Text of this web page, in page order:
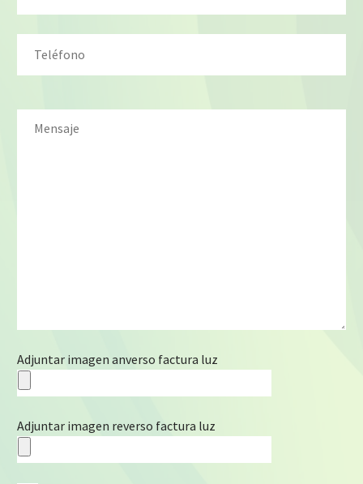
Adjuntar imagen anverso factura luz
Adjuntar imagen reverso factura luz